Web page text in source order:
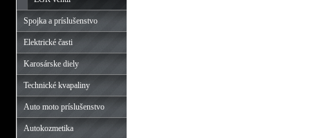
Spojka a príslušenstvo
Elektrické časti
Karosárske diely
Technické kvapaliny
Auto moto príslušenstvo
Autokozmetika